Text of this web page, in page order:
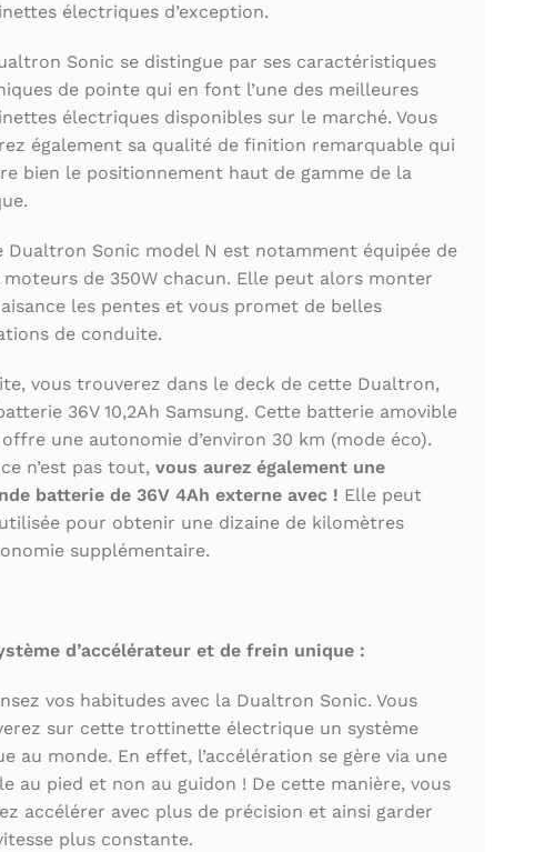
électriques d’exception.
Sonic se distingue par ses caractéristiques
de pointe qui en font l’une des meilleures
électriques disponibles sur le marché. Vous
également sa qualité de finition remarquable qui
bien le positionnement haut de gamme de la
Dualtron Sonic model N est notamment équipée de
moteurs de 350W chacun. Elle peut alors monter
les pentes et vous promet de belles
de conduite.
vous trouverez dans le deck de cette Dualtron,
36V 10,2Ah Samsung. Cette batterie amovible
une autonomie d’environ 30 km (mode éco).
n’est pas tout, vous aurez également une
batterie de 36V 4Ah externe avec ! Elle peut
pour obtenir une dizaine de kilomètres
supplémentaire.
d’accélérateur et de frein unique :
vos habitudes avec la Dualtron Sonic. Vous
sur cette trottinette électrique un système
au monde. En effet, l’accélération se gère via une
au pied et non au guidon ! De cette manière, vous
accélérer avec plus de précision et ainsi garder
plus constante.